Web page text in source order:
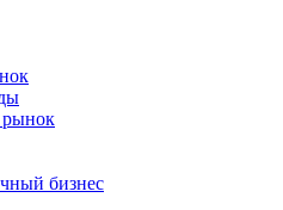
рынок
бизнес